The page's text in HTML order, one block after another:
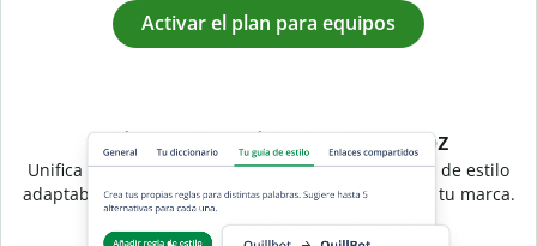
Activar el plan para equipos
Estilo compartido, una sola voz
Unifica la escritura de todo tu equipo con una guía de estilo
adaptable que garantiza la coherencia de la voz de tu marca.